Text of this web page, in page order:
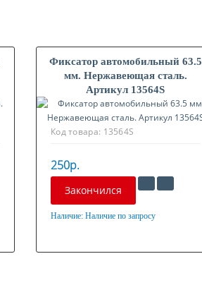
Фиксатор автомобильный 63.5
мм. Нержавеющая сталь.
Артикул 13564S
Код товара: 13564S
250р.
Закончился
Наличие: Наличие по запросу